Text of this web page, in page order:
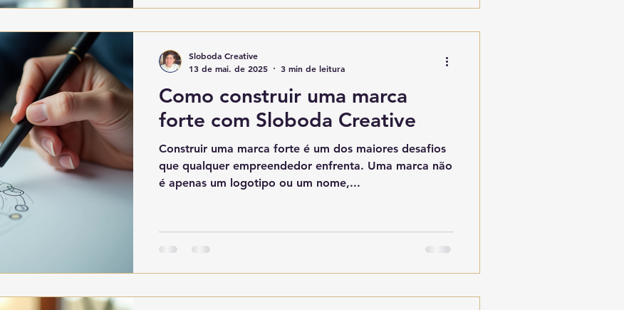
Como construir uma marca
forte com Sloboda Creative
Construir uma marca forte é um dos maiores desafios
que qualquer empreendedor enfrenta. Uma marca não
é apenas um logotipo ou um nome,...
Sloboda Creative
13 de mai. de 2025
3 min de leitura